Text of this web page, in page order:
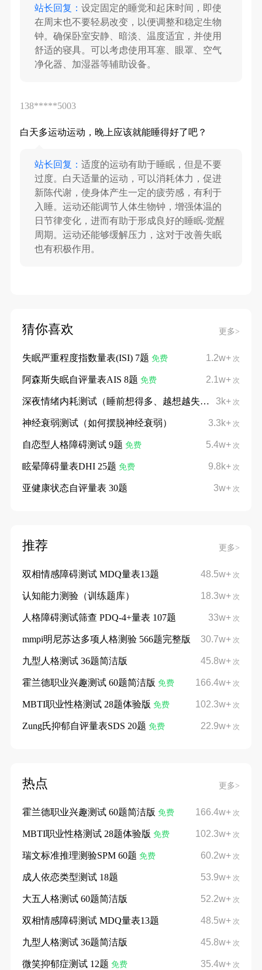
站长回复：设定固定的睡觉和起床时间，即使
在周末也不要轻易改变，以便调整和稳定生物
钟。确保卧室安静、暗淡、温度适宜，并使用
舒适的寝具。可以考虑使用耳塞、眼罩、空气
净化器、加湿器等辅助设备。
138*****5003
白天多运动运动，晚上应该就能睡得好了吧？
站长回复：适度的运动有助于睡眠，但是不要
过度。白天适量的运动，可以消耗体力，促进
新陈代谢，使身体产生一定的疲劳感，有利于
入睡。运动还能调节人体生物钟，增强体温的
日节律变化，进而有助于形成良好的睡眠-觉醒
周期。运动还能够缓解压力，这对于改善失眠
也有积极作用。
猜你喜欢 更多>
1.2w+ 次
失眠严重程度指数量表(ISI) 7题 免费
2.1w+ 次
阿森斯失眠自评量表AIS 8题 免费
3k+ 次
深夜情绪内耗测试（睡前想得多、越想越失眠）
3.3k+ 次
神经衰弱测试（如何摆脱神经衰弱）
5.4w+ 次
自恋型人格障碍测试 9题 免费
9.8k+ 次
眩晕障碍量表DHI 25题 免费
3w+ 次
亚健康状态自评量表 30题
推荐 更多>
48.5w+ 次
双相情感障碍测试 MDQ量表13题
18.3w+ 次
认知能力测验（训练题库）
33w+ 次
人格障碍测试筛查 PDQ-4+量表 107题
30.7w+ 次
mmpi明尼苏达多项人格测验 566题完整版
45.8w+ 次
九型人格测试 36题简洁版
166.4w+ 次
霍兰德职业兴趣测试 60题简洁版 免费
102.3w+ 次
MBTI职业性格测试 28题体验版 免费
22.9w+ 次
Zung氏抑郁自评量表SDS 20题 免费
热点 更多>
166.4w+ 次
霍兰德职业兴趣测试 60题简洁版 免费
102.3w+ 次
MBTI职业性格测试 28题体验版 免费
60.2w+ 次
瑞文标准推理测验SPM 60题 免费
53.9w+ 次
成人依恋类型测试 18题
52.2w+ 次
大五人格测试 60题简洁版
48.5w+ 次
双相情感障碍测试 MDQ量表13题
45.8w+ 次
九型人格测试 36题简洁版
35.4w+ 次
微笑抑郁症测试 12题 免费